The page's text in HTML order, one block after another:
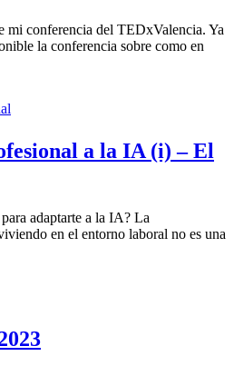
mi conferencia del TEDxValencia. Ya
la conferencia sobre como en
a la IA (i) – El
adaptarte a la IA? La
en el entorno laboral no es una